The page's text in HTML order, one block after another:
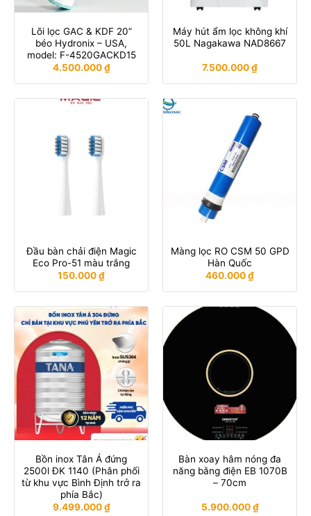
Lõi lọc GAC & KDF 20”
béo Hydronix – USA,
model: F-4520GACKD15
4.500.000₫
Máy hút ẩm lọc không khí
50L Nagakawa NAD8667
7.500.000₫
Đầu bàn chải điện Magic
Eco Pro-51 màu trắng
150.000₫
Màng lọc RO CSM 50 GPD
Hàn Quốc
460.000₫
Bồn inox Tân Á đứng
2500l ĐK 1140 (Phân phối
từ khu vực Bình Định trở ra
phía Bắc)
9.499.000₫
Bàn xoay hâm nóng đa
năng bằng điện EB 1070B
– 70cm
5.900.000₫